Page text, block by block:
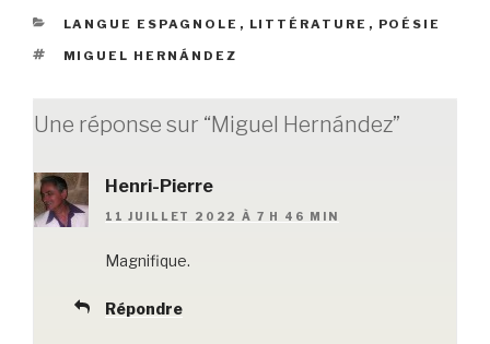
e
b
o
er
k
et
g
CATÉGORIES
LANGUE ESPAGNOLE , LITTÉRATURE , POÉSIE
ÉTIQUETTES
MIGUEL HERNÁNDEZ
Une réponse sur “Miguel Hernández”
Henri-Pierre
11 JUILLET 2022 À 7 H 46 MIN
Magnifique.
Répondre